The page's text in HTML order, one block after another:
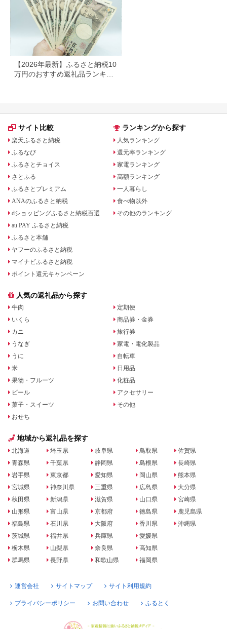
【2026年最新】ふるさと納税10
万円のおすすめ返礼品ランキン
サイト比較
楽天ふるさと納税
ふるなび
ふるさとチョイス
さとふる
ふるさとプレミアム
ANAのふるさと納税
dショッピングふるさと納税百選
au PAY ふるさと納税
ふるさと本舗
ヤフーのふるさと納税
マイナビふるさと納税
ポイント還元キャンペーン
ランキングから探す
人気ランキング
還元率ランキング
家電ランキング
高額ランキング
一人暮らし
食べ物以外
その他のランキング
人気の返礼品から探す
牛肉
いくら
カニ
うなぎ
うに
米
果物・フルーツ
ビール
菓子・スイーツ
おせち
定期便
商品券・金券
旅行券
家電・電化製品
自転車
日用品
化粧品
アクセサリー
その他
地域から返礼品を探す
北海道
青森県
岩手県
宮城県
秋田県
山形県
福島県
茨城県
栃木県
群馬県
埼玉県
千葉県
東京都
神奈川県
新潟県
富山県
石川県
福井県
山梨県
長野県
岐阜県
静岡県
愛知県
三重県
滋賀県
京都府
大阪府
兵庫県
奈良県
和歌山県
鳥取県
島根県
岡山県
広島県
山口県
徳島県
香川県
愛媛県
高知県
福岡県
佐賀県
長崎県
熊本県
大分県
宮崎県
鹿児島県
沖縄県
運営会社 サイトマップ サイト利用規約
プライバシーポリシー お問い合わせ ふるとく